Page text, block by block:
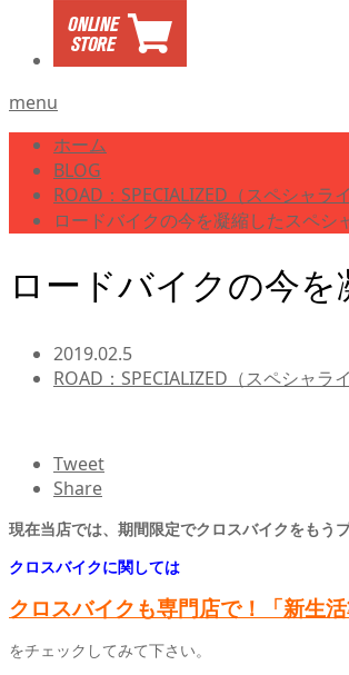
menu
ホーム
BLOG
ROAD：SPECIALIZED（スペシャラ
ロードバイクの今を凝縮したスペ
ロードバイクの今
2019.02.5
ROAD：SPECIALIZED（スペシャラ
Tweet
Share
現在当店では、期間限定でクロスバイクをもう
クロスバイクに関しては
クロスバイクも専門店で！「新生
をチェックしてみて下さい。